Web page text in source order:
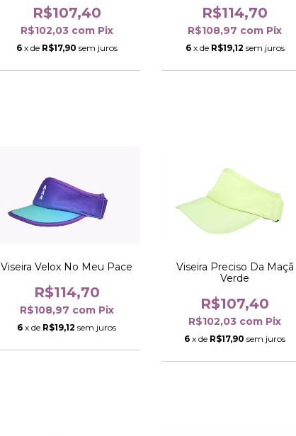
R$107,40
R$102,03 com Pix
6 x de R$17,90 sem juros
R$114,70
R$108,97 com Pix
6 x de R$19,12 sem juros
Viseira Velox No Meu Pace
R$114,70
R$108,97 com Pix
6 x de R$19,12 sem juros
Viseira Preciso Da Maçã
Verde
R$107,40
R$102,03 com Pix
6 x de R$17,90 sem juros